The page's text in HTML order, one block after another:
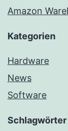
Amazon
Kategorien
Hardware
News
Software
Schlagwörter